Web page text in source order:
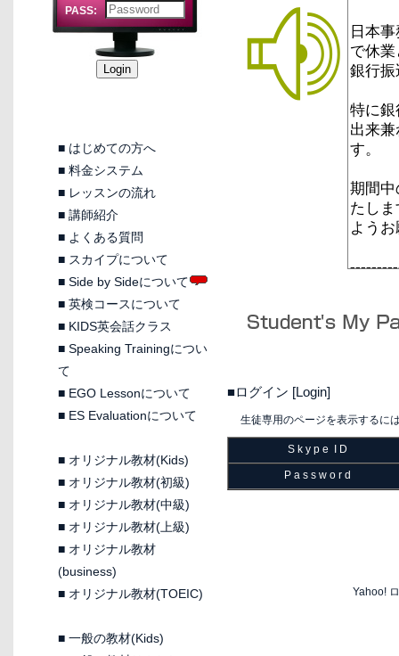
PASS:
■ はじめての方へ
■ 料金システム
■ レッスンの流れ
■ 講師紹介
■ よくある質問
■ スカイプについて
■ Side by Sideについて
■ 英検コースについて
■ KIDS英会話クラス
■ Speaking Trainingについ
て
■ EGO Lessonについて
■ ES Evaluationについて
■ オリジナル教材(Kids)
■ オリジナル教材(初級)
■ オリジナル教材(中級)
■ オリジナル教材(上級)
■ オリジナル教材
(business)
■ オリジナル教材(TOEIC)
■ 一般の教材(Kids)
■ログイン [Login]
生徒専用のページを表示するに
S k y p e I D
P a s s w o r d
Yahoo!